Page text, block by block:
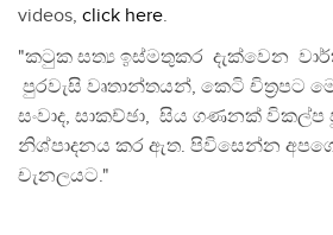
videos, click here.
"කටුක සත්‍ය ඉස්මතුකර දැක්වෙන
පුරවැසි වෘතාන්තයන්, කෙටි චිත්‍රපට
සංවාද, සාකච්ඡා, සිය ගණනක් විකල්ප
නිශ්පාදනය කර ඇත. පිවිසෙන්න
චැනලයට."